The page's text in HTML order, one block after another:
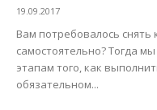
19.09.2017
Вам потребовалось
самостоятельно? Тогда
этапам того, как
обязательном...